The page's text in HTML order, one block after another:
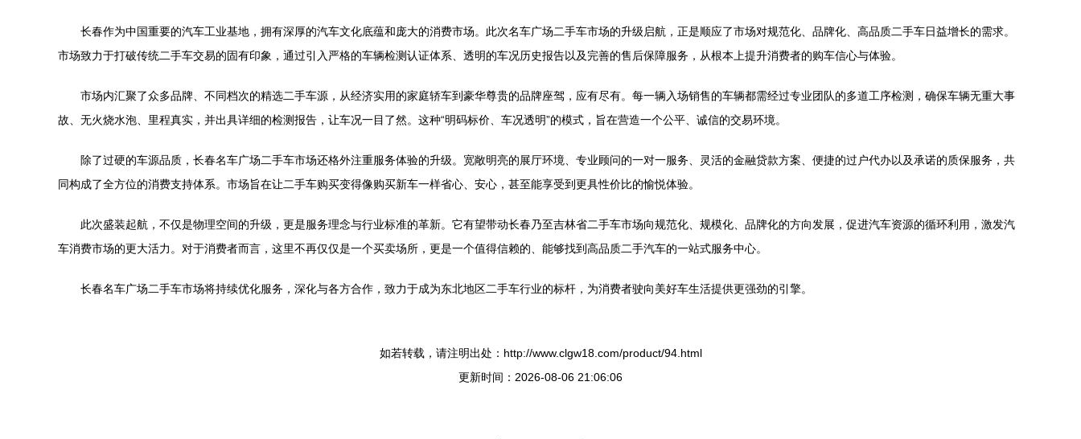
长春作为中国重要的汽车工业基地，拥有深厚的汽车文化底蕴和庞大的消费市场。此次名车广场二手车市场的升级启航，正是顺应了市场对规范化、品牌化、高品质二手车日益增长的需求。
市场致力于打破传统二手车交易的固有印象，通过引入严格的车辆检测认证体系、透明的车况历史报告以及完善的售后保障服务，从根本上提升消费者的购车信心与体验。
市场内汇聚了众多品牌、不同档次的精选二手车源，从经济实用的家庭轿车到豪华尊贵的品牌座驾，应有尽有。每一辆入场销售的车辆都需经过专业团队的多道工序检测，确保车辆无重大事
故、无火烧水泡、里程真实，并出具详细的检测报告，让车况一目了然。这种“明码标价、车况透明”的模式，旨在营造一个公平、诚信的交易环境。
除了过硬的车源品质，长春名车广场二手车市场还格外注重服务体验的升级。宽敞明亮的展厅环境、专业顾问的一对一服务、灵活的金融贷款方案、便捷的过户代办以及承诺的质保服务，共
同构成了全方位的消费支持体系。市场旨在让二手车购买变得像购买新车一样省心、安心，甚至能享受到更具性价比的愉悦体验。
此次盛装起航，不仅是物理空间的升级，更是服务理念与行业标准的革新。它有望带动长春乃至吉林省二手车市场向规范化、规模化、品牌化的方向发展，促进汽车资源的循环利用，激发汽
车消费市场的更大活力。对于消费者而言，这里不再仅仅是一个买卖场所，更是一个值得信赖的、能够找到高品质二手汽车的一站式服务中心。
长春名车广场二手车市场将持续优化服务，深化与各方合作，致力于成为东北地区二手车行业的标杆，为消费者驶向美好车生活提供更强劲的引擎。
如若转载，请注明出处：http://www.clgw18.com/product/94.html
更新时间：2026-08-06 21:06:06